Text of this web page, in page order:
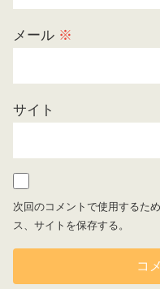
メール ※
サイト
次回のコメントで使用するた
ス、サイトを保存する。